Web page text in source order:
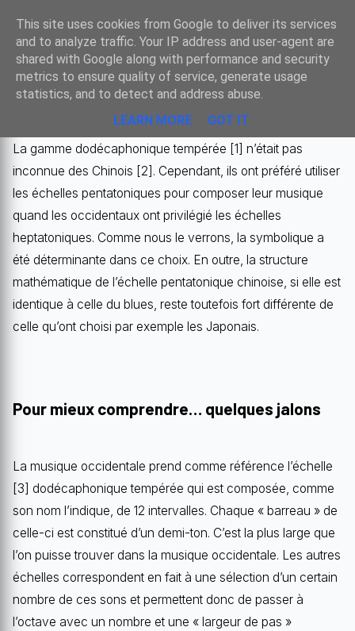
Sombre
L’ÉCHELLE PENTATONIQUE CHINOISE :
STRUCTURE ET SYMBOLIQUE
La gamme dodécaphonique tempérée [1] n’était pas
inconnue des Chinois [2]. Cependant, ils ont préféré utiliser
les échelles pentatoniques pour composer leur musique
quand les occidentaux ont privilégié les échelles
heptatoniques. Comme nous le verrons, la symbolique a
été déterminante dans ce choix. En outre, la structure
mathématique de l’échelle pentatonique chinoise, si elle est
identique à celle du blues, reste toutefois fort différente de
celle qu’ont choisi par exemple les Japonais.
Pour mieux comprendre… quelques jalons
La musique occidentale prend comme référence l’échelle
[3] dodécaphonique tempérée qui est composée, comme
son nom l’indique, de 12 intervalles. Chaque « barreau » de
celle-ci est constitué d’un demi-ton. C’est la plus large que
l’on puisse trouver dans la musique occidentale. Les autres
échelles correspondent en fait à une sélection d’un certain
nombre de ces sons et permettent donc de passer à
l’octave avec un nombre et une « largeur de pas »
This site uses cookies from Google to deliver its services
and to analyze traffic. Your IP address and user-agent are
shared with Google along with performance and security
metrics to ensure quality of service, generate usage
statistics, and to detect and address abuse.
LEARN MORE
GOT IT